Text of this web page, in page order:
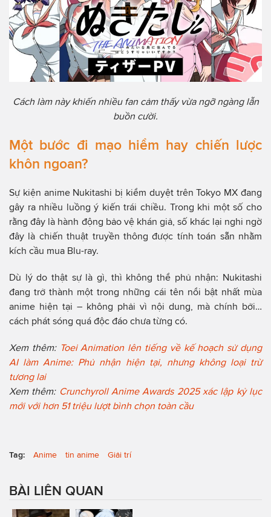
Cách làm này khiến nhiều fan cảm thấy vừa ngỡ ngàng lẫn
buồn cười.
Một bước đi mạo hiểm hay chiến lược
khôn ngoan?
Sự kiện anime Nukitashi bị kiểm duyệt trên Tokyo MX đang
gây ra nhiều luồng ý kiến trái chiều. Trong khi một số cho
rằng đây là hành động bảo vệ khán giả, số khác lại nghi ngờ
đây là chiến thuật truyền thông được tính toán sẵn nhằm
kích cầu mua Blu-ray.
Dù lý do thật sự là gì, thì không thể phủ nhận: Nukitashi
đang trở thành một trong những cái tên nổi bật nhất mùa
anime hiện tại – không phải vì nội dung, mà chính bởi…
cách phát sóng quá độc đáo chưa từng có.
Xem thêm: Toei Animation lên tiếng về kế hoạch sử dụng
AI làm Anime: Phủ nhận hiện tại, nhưng không loại trừ
tương lai
Xem thêm: Crunchyroll Anime Awards 2025 xác lập kỷ lục
mới với hơn 51 triệu lượt bình chọn toàn cầu
Tag: Anime tin anime Giải trí
BÀI LIÊN QUAN